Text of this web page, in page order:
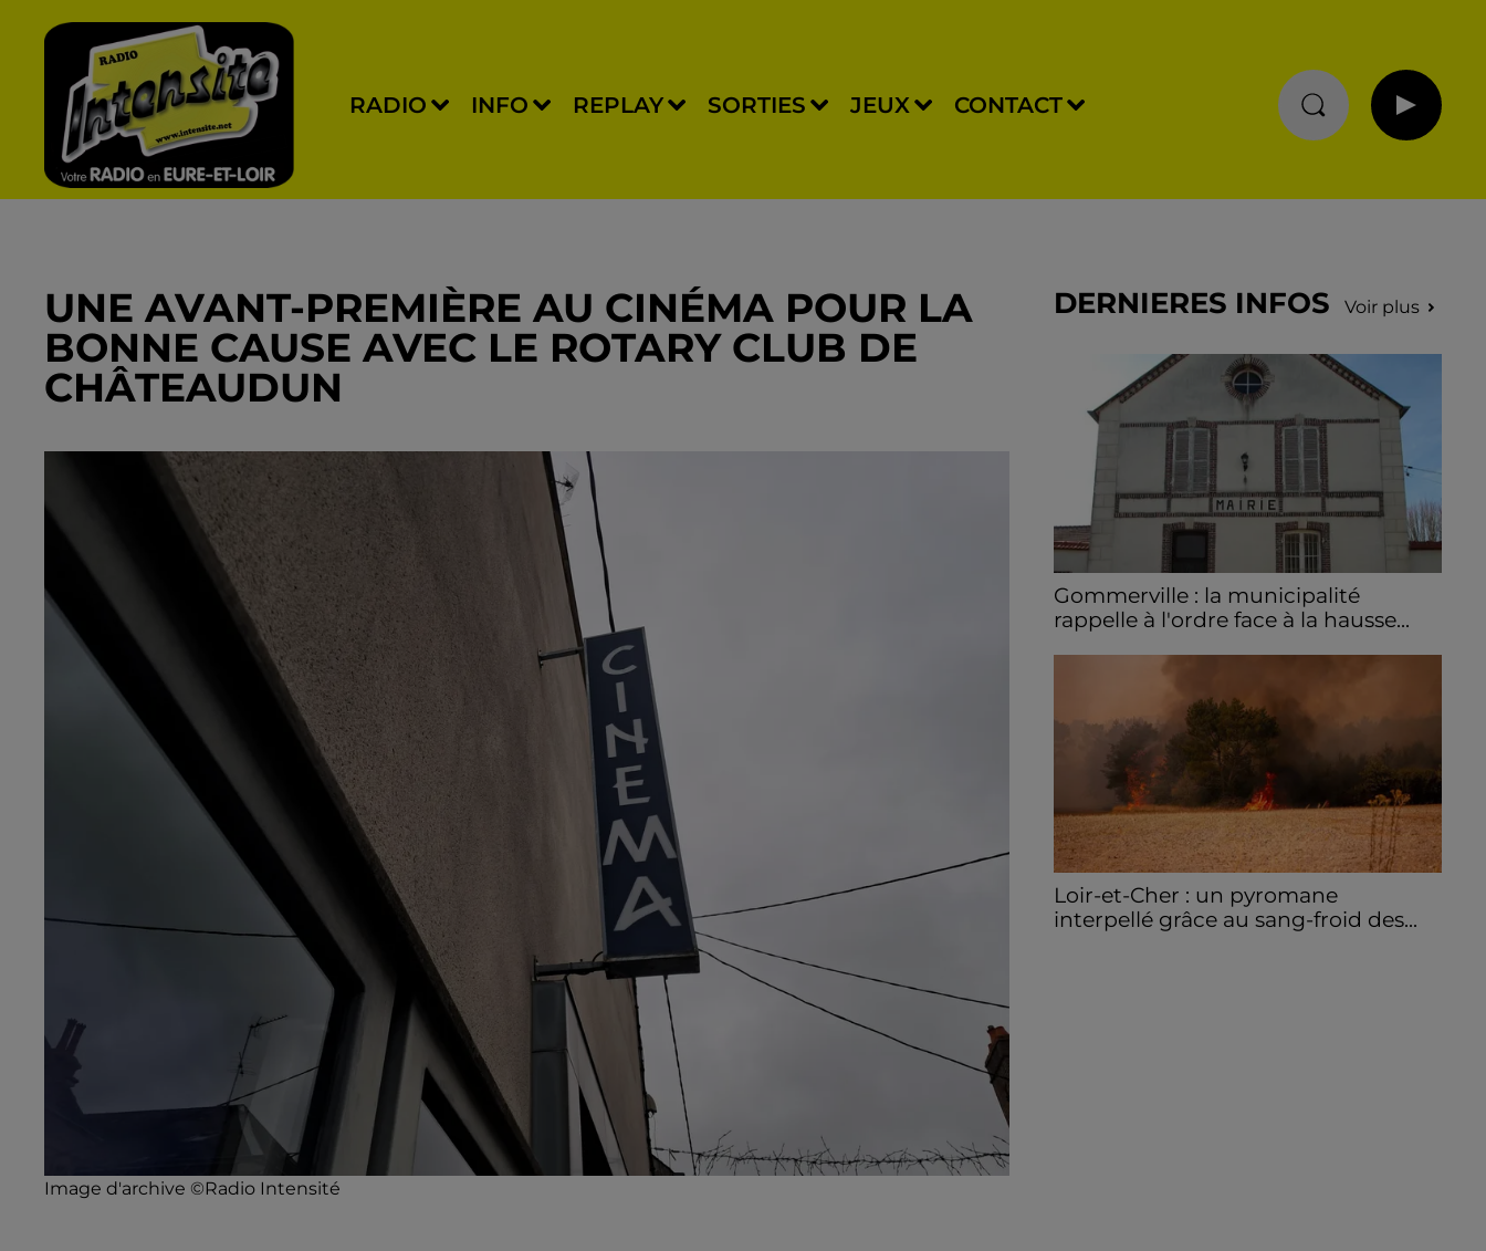
RADIO INFO REPLAY SORTIES JEUX CONTACT
UNE AVANT-PREMIÈRE AU CINÉMA POUR LA
BONNE CAUSE AVEC LE ROTARY CLUB DE
CHÂTEAUDUN
Image d'archive ©Radio Intensité
DERNIERES INFOS Voir plus
Gommerville : la municipalité
rappelle à l'ordre face à la hausse...
gaspillé : face à la hausse des incivilités, la
mairie de Gommerville hausse...
Loir-et-Cher : un pyromane
interpellé grâce au sang-froid des...